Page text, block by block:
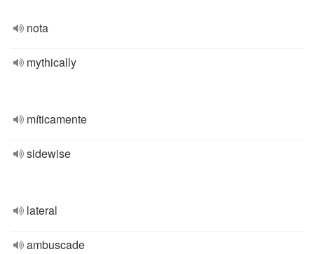
nota
mythically
míticamente
sidewise
lateral
ambuscade